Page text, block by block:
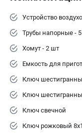
Устройство
Трубы напорные -
Хомут - 2 шт
Емкость для
Ключ
Ключ
Ключ свечной
Ключ рожковый